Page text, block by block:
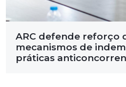
ARC defende reforço
mecanismos de
práticas